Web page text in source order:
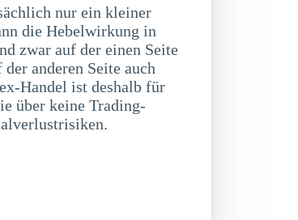
nur ein kleiner
die Hebelwirkung in
zwar auf der einen Seite
anderen Seite auch
Handel ist deshalb für
über keine Trading-